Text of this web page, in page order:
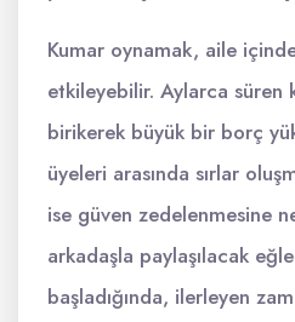
Kumar oynamak, aile
etkileyebilir. Aylarca süren
birikerek büyük bir borç
üyeleri arasında sırlar
ise güven zedelenmesine
arkadaşla paylaşılacak
başladığında, ilerleyen